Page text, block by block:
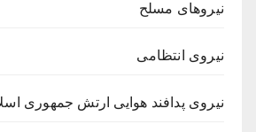
نیروهای مسلح
نیروی انتظامی
نیروی پدافند هوایی ارتش جمهوری